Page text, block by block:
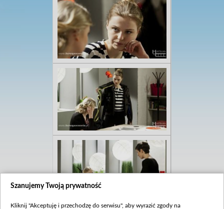
Szanujemy Twoją prywatność
Kliknij "Akceptuję i przechodzę do serwisu", aby wyrazić zgody na